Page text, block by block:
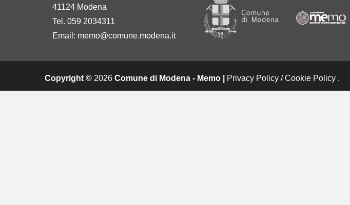
41124 Modena
Tel. 059 2034311
Email: memo@comune.modena.it
Copyright © 2026 Comune di Modena - Memo | Privacy Policy /Cookie Policy .